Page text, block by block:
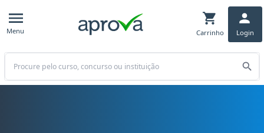
Menu Carrinho Login
Buscar